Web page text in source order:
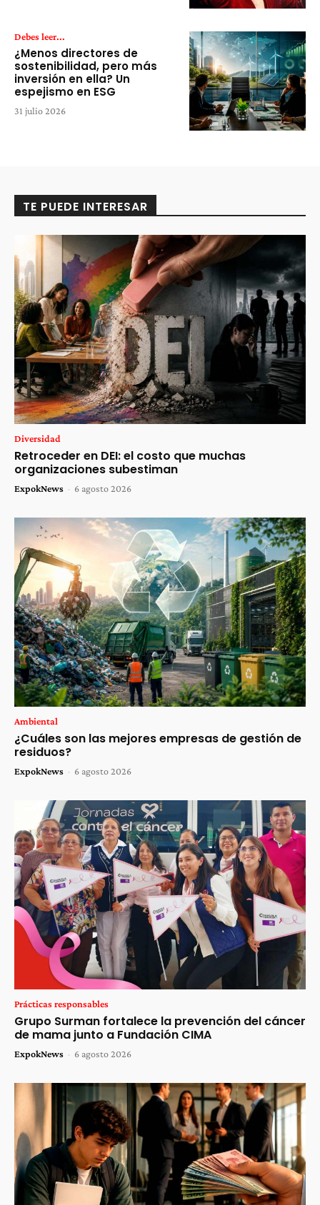
Debes leer...
¿Menos directores de
sostenibilidad, pero más
inversión en ella? Un
espejismo en ESG
31 julio 2026
TE PUEDE INTERESAR
Diversidad
Retroceder en DEI: el costo que muchas
organizaciones subestiman
ExpokNews - 6 agosto 2026
Ambiental
¿Cuáles son las mejores empresas de gestión de
residuos?
ExpokNews - 6 agosto 2026
Prácticas responsables
Grupo Surman fortalece la prevención del cáncer
de mama junto a Fundación CIMA
ExpokNews - 6 agosto 2026